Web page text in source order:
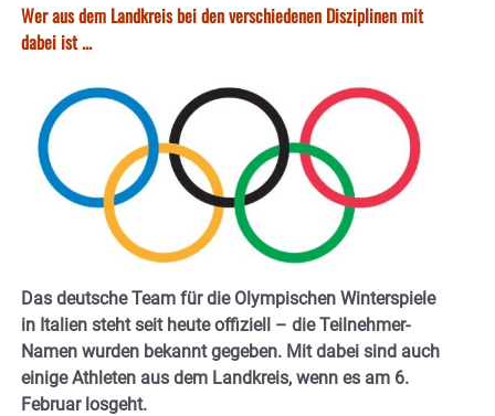
Wer aus dem Landkreis bei den verschiedenen Disziplinen mit
dabei ist ...
Das deutsche Team für die Olympischen Winterspiele
in Italien steht seit heute offiziell – die Teilnehmer-
Namen wurden bekannt gegeben. Mit dabei sind auch
einige Athleten aus dem Landkreis, wenn es am 6.
Februar losgeht.